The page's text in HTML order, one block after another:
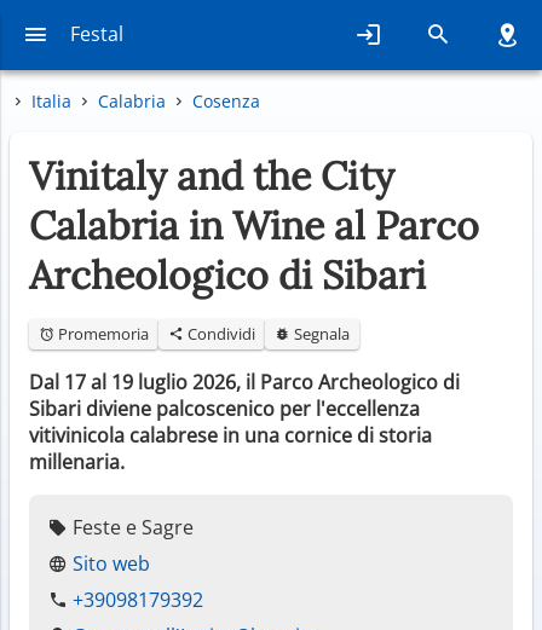
Festal
Italia Calabria Cosenza
Vinitaly and the City
Calabria in Wine al Parco
Archeologico di Sibari
Promemoria Condividi Segnala
Dal 17 al 19 luglio 2026, il Parco Archeologico di
Sibari diviene palcoscenico per l'eccellenza
vitivinicola calabrese in una cornice di storia
millenaria.
Feste e Sagre
Sito web
+39098179392